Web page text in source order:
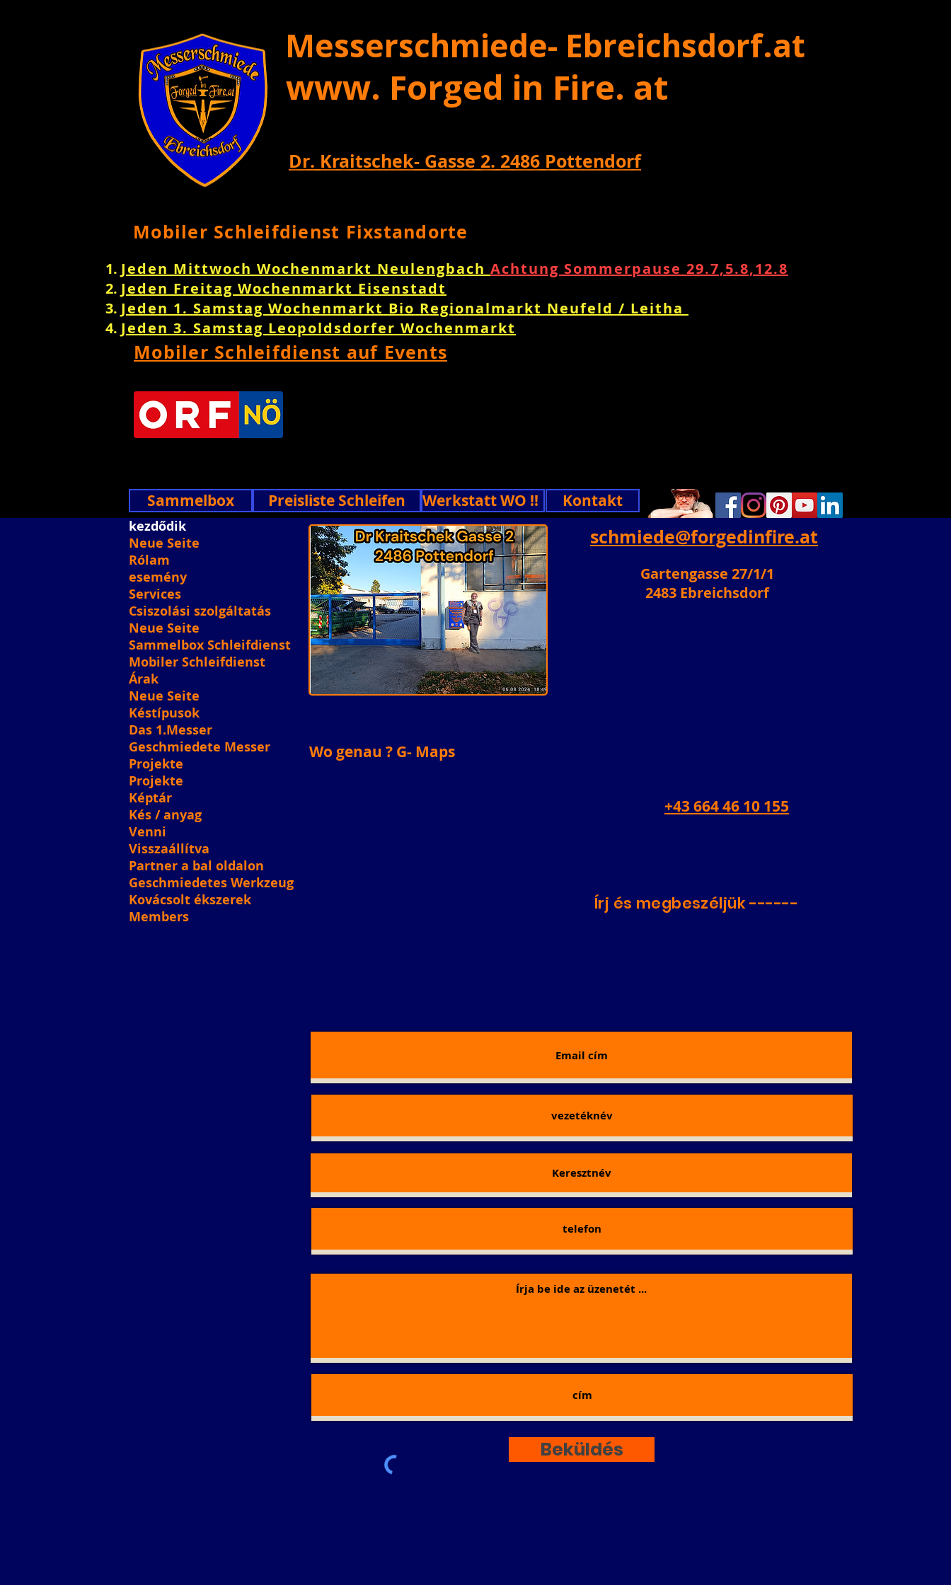
Messerschmiede- Ebreichsdorf.at
www. Forged in Fire. at
Dr. Kraitschek- Gasse 2. 2486 Pottendorf
Mobiler Schleifdienst Fixstandorte
Jeden Mittwoch Wochenmarkt Neulengbach Achtung Sommerpause 29.7,5.8,12.8
Jeden Freitag Wochenmarkt Eisenstadt
Jeden 1. Samstag Wochenmarkt Bio Regionalmarkt Neufeld / Leitha
Jeden 3. Samstag Leopoldsdorfer Wochenmarkt
Mobiler Schleifdienst auf Events
Sammelbox Preisliste Schleifen Werkstatt WO !! Kontakt
schmiede@forgedinfire.at
Gartengasse 27/1/1
2483 Ebreichsdorf
Wo genau ? G- Maps
+43 664 46 10 155
Írj és megbeszéljük ------
Beküldés
kezdődik
Neue Seite
Rólam
esemény
Services
Csiszolási szolgáltatás
Neue Seite
Sammelbox Schleifdienst
Mobiler Schleifdienst
Árak
Neue Seite
Késtípusok
Das 1.Messer
Geschmiedete Messer
Projekte
Projekte
Képtár
Kés / anyag
Venni
Visszaállítva
Partner a bal oldalon
Geschmiedetes Werkzeug
Kovácsolt ékszerek
Members